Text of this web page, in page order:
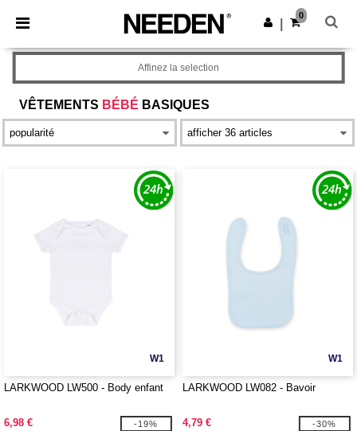
× Appli Needen
Meilleurs prix sur l’app !
Obtenir l'appli
0
VÊTEMENTS BÉBÉ BASIQUES
Affinez la selection
W1
LARKWOOD LW500 - Body enfant
6,98 € -19%
W1
LARKWOOD LW082 - Bavoir
4,79 € -30%